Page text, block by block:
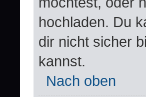
hochladen. Du
dir nicht sicher
kannst.
Nach oben